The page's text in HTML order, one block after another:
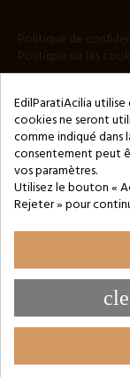
Copyright ©
Numéro
Website
EdilParatiAcilia
cookies ne seront
comme indiqué dans
consentement peut
vos paramètres.
Utilisez le bouton «
Rejeter » pour